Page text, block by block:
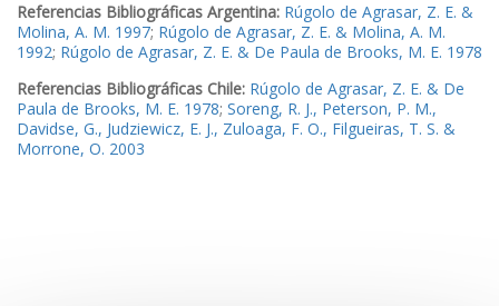
Referencias Bibliográficas Argentina: Rúgolo de Agrasar, Z. E. &
Molina, A. M. 1997; Rúgolo de Agrasar, Z. E. & Molina, A. M.
1992; Rúgolo de Agrasar, Z. E. & De Paula de Brooks, M. E. 1978
Referencias Bibliográficas Chile: Rúgolo de Agrasar, Z. E. & De
Paula de Brooks, M. E. 1978; Soreng, R. J., Peterson, P. M.,
Davidse, G., Judziewicz, E. J., Zuloaga, F. O., Filgueiras, T. S. &
Morrone, O. 2003